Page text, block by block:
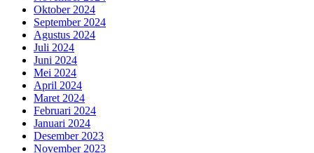
Oktober 2024
September 2024
Agustus 2024
Juli 2024
Juni 2024
Mei 2024
April 2024
Maret 2024
Februari 2024
Januari 2024
Desember 2023
November 2023